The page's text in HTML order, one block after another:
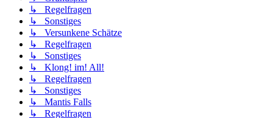
↳ Regelfragen
↳ Sonstiges
↳ Versunkene Schätze
↳ Regelfragen
↳ Sonstiges
↳ Klong! im! All!
↳ Regelfragen
↳ Sonstiges
↳ Mantis Falls
↳ Regelfragen